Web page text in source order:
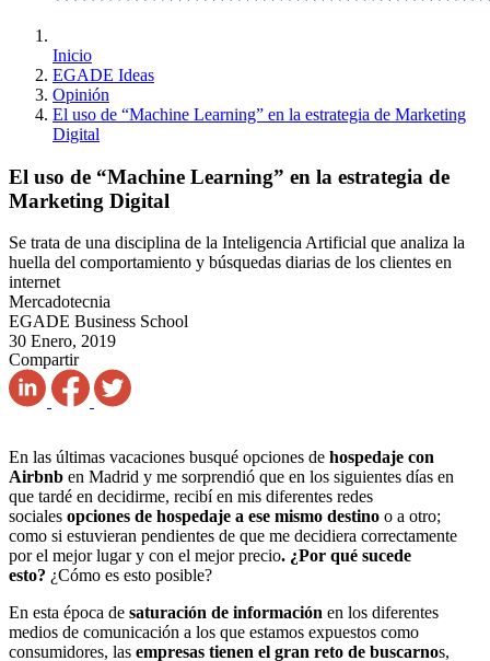
Inicio
EGADE Ideas
Opinión
El uso de “Machine Learning” en la estrategia de Marketing
Digital
El uso de “Machine Learning” en la estrategia de
Marketing Digital
Se trata de una disciplina de la Inteligencia Artificial que analiza la
huella del comportamiento y búsquedas diarias de los clientes en
internet
Mercadotecnia
EGADE Business School
30 Enero, 2019
Compartir
En las últimas vacaciones busqué opciones de hospedaje con
Airbnb en Madrid y me sorprendió que en los siguientes días en
que tardé en decidirme, recibí en mis diferentes redes
sociales opciones de hospedaje a ese mismo destino o a otro;
como si estuvieran pendientes de que me decidiera correctamente
por el mejor lugar y con el mejor precio. ¿Por qué sucede
esto? ¿Cómo es esto posible?
En esta época de saturación de información en los diferentes
medios de comunicación a los que estamos expuestos como
consumidores, las empresas tienen el gran reto de buscarnos,